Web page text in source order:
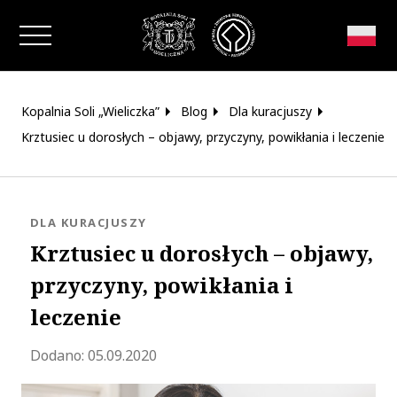
Zamknij okno
Kopalnia Soli „Wieliczka” Blog
Dla kuracjuszy
Krztusiec u dorosłych – objawy, przyczyny, powikłania i leczenie
Krztusiec u dorosłych – objawy,
przyczyny, powikłania i
leczenie
KATEGORIA:
DLA KURACJUSZY
Dodano: 05.09.2020Zaktualizowano 2023-06-07 08:04:47